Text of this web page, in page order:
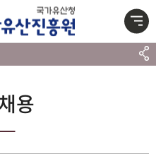
가기
가기
가기
용